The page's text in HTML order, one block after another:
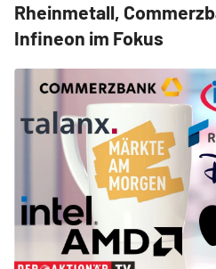
Rheinmetall,
Infineon im Fokus